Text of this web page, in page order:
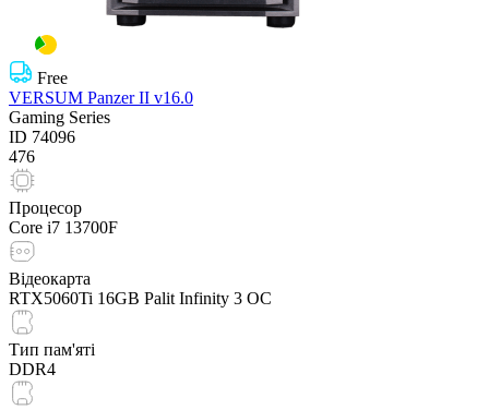
Free
VERSUM Panzer II v16.0
Gaming Series
ID 74096
476
Процесор
Core i7 13700F
Відеокарта
RTX5060Ti 16GB Palit Infinity 3 OC
Тип пам'яті
DDR4